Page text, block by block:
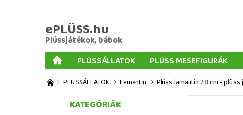
ePLÜSS.hu
Plüssjátékok, bábok
PLÜSSÁLLATOK PLÜSS MESEFIGURÁK
AJÁNDÉKOK PLÜSSÖKHÖZ
MENNYISÉGI KEDVEZMÉNYEK
ÜZLETI FELTÉTELEK
PLÜSSÁLLATOK Lamantin Plüss lamantin 28 cm - plüss
KATEGÓRIÁK